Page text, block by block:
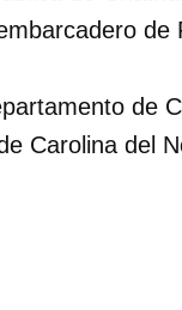
de
de
Carolina del